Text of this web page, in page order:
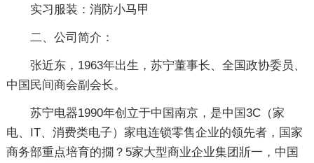
实习服装：消防小马甲
二、公司简介：
张近东，1963年出生，苏宁董事长、全国政协委员、
中国民间商会副会长。
苏宁电器1990年创立于中国南京，是中国3C（家
电、IT、消费类电子）家电连锁零售企业的领先者，国家
商务部重点培育的撊？5家大型商业企业集团斨一，中国